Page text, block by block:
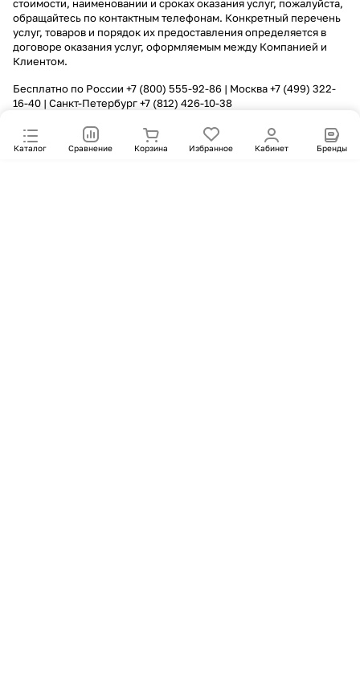
Каталог Сравнение Корзина Избранное Кабинет Бренды
стоимости, наименовании и сроках оказания услуг, пожалуйста,
обращайтесь по контактным телефонам. Конкретный перечень
услуг, товаров и порядок их предоставления определяется в
договоре оказания услуг, оформляемым между Компанией и
Клиентом.
Бесплатно по России +7 (800) 555-92-86 | Москва+7 (499) 322-
16-40 | Санкт-Петербург+7 (812) 426-10-38